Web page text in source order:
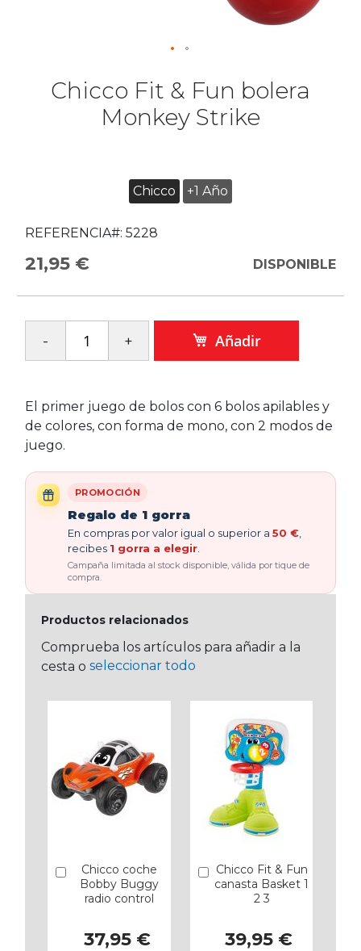
Chicco Fit & Fun bolera
Monkey Strike
Chicco +1 Año
REFERENCIA#: 5228
21,95 € DISPONIBLE
Añadir
El primer juego de bolos con 6 bolos apilables y
de colores, con forma de mono, con 2 modos de
juego.
PROMOCIÓN
Regalo de 1 gorra
En compras por valor igual o superior a 50 €
recibes 1 gorra a elegir
Campaña limitada al stock disponible, válida por tique de
compra.
Productos relacionados
Comprueba los artículos para añadir a la
cesta o seleccionar todo
Chicco coche
Bobby Buggy
radio control
37,95 €
Añadir
Chicco Fit & Fun
canasta Basket 1
2 3
39,95 €
Añadir